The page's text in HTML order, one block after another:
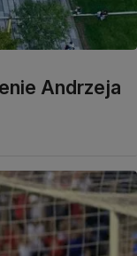
Andrzeja